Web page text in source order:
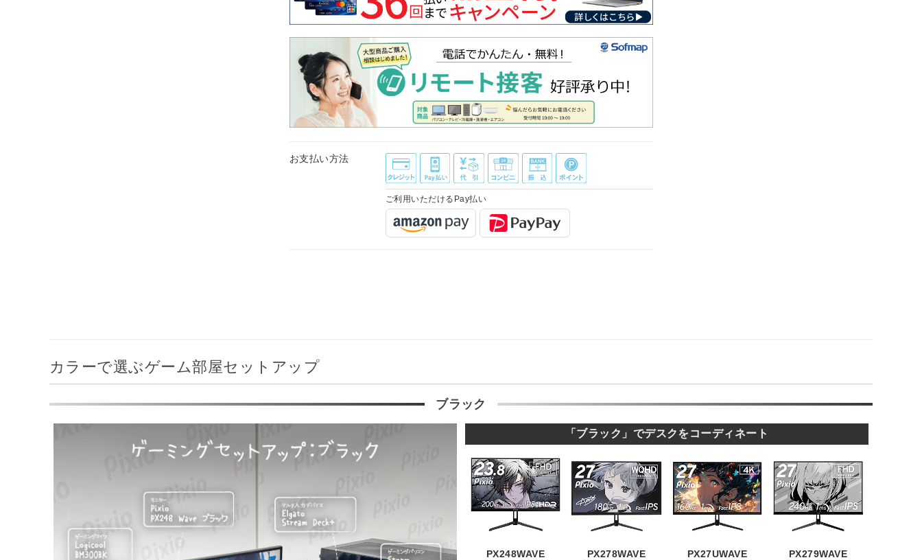
お支払い方法
ご利用いただけるPay払い
カラーで選ぶゲーム部屋セットアップ
ブラック
「ブラック」でデスクをコーディネート
PX248WAVE PX278WAVE PX27UWAVE PX279WAVE